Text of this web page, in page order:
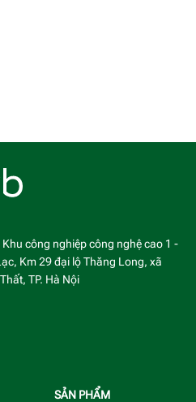
công nghiệp công nghệ cao 1 -
Km 29 đại lộ Thăng Long, xã
TP. Hà Nội
SẢN PHẨM